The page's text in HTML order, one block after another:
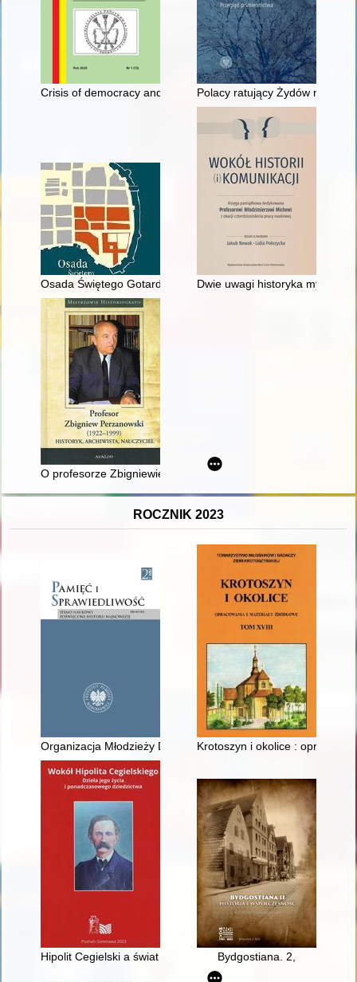
Crisis of democracy and education reforms in Poland after
Polacy ratujący Żydów na
Osada Świętego Gotarda : historia i dziedzictwo
Dwie uwagi historyka myśli
O profesorze Zbigniewie Perzanowskim - moja wdzięczna
ROCZNIK 2023
Organizacja Młodzieży Demokratyczno-Katolickiej :
Krotoszyn i okolice :
Hipolit Cegielski a świat nauki Bydgostiana. 2,